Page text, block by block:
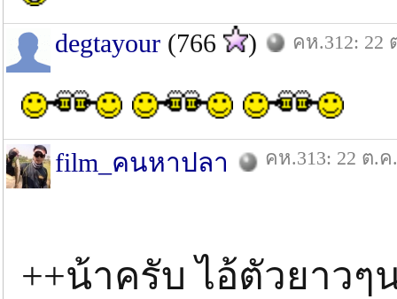
degtayour (766 ) คห.312: 22
film_คนหาปลา คห.313: 22 ต.ค
++น้าครับ ไอ้ตัวยาว